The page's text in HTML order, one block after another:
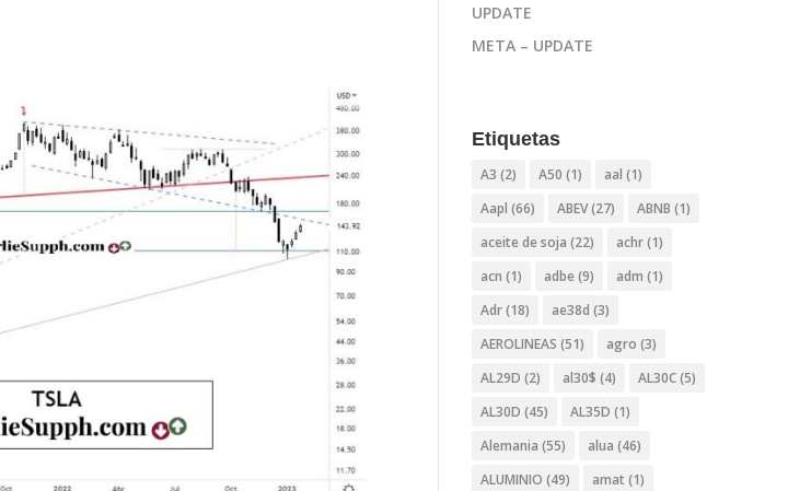
UPDATE
META – UPDATE
Etiquetas
A3 (2) A50 (1) aal (1)
Aapl (66) ABEV(27) ABNB (1)
aceite de soja (22) achr(1)
acn (1) adbe (9) adm (1)
Adr(18) ae38d (3)
AEROLINEAS (51) agro (3)
AL29D (2) al30$ (4) AL30C(5)
AL30D (45) AL35D (1)
Alemania (55) alua (46)
ALUMINIO (49) amat (1)